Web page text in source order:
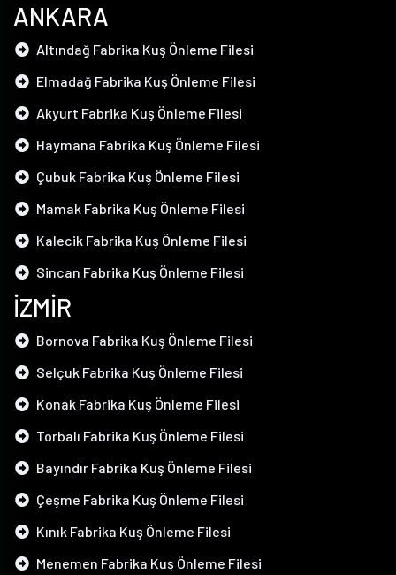
ANKARA
Altındağ Fabrika Kuş Önleme Filesi
Elmadağ Fabrika Kuş Önleme Filesi
Akyurt Fabrika Kuş Önleme Filesi
Haymana Fabrika Kuş Önleme Filesi
Çubuk Fabrika Kuş Önleme Filesi
Mamak Fabrika Kuş Önleme Filesi
Kalecik Fabrika Kuş Önleme Filesi
Sincan Fabrika Kuş Önleme Filesi
İZMİR
Bornova Fabrika Kuş Önleme Filesi
Selçuk Fabrika Kuş Önleme Filesi
Konak Fabrika Kuş Önleme Filesi
Torbalı Fabrika Kuş Önleme Filesi
Bayındır Fabrika Kuş Önleme Filesi
Çeşme Fabrika Kuş Önleme Filesi
Kınık Fabrika Kuş Önleme Filesi
Menemen Fabrika Kuş Önleme Filesi